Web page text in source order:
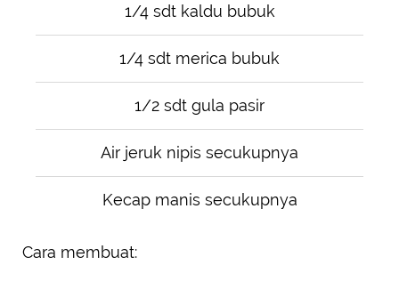
1/4 sdt kaldu bubuk
1/4 sdt merica bubuk
1/2 sdt gula pasir
Air jeruk nipis secukupnya
Kecap manis secukupnya
Cara membuat: